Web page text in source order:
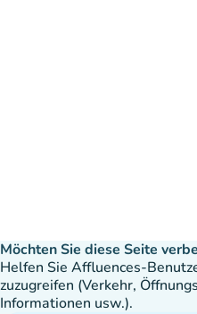
Möchten Sie diese Seite
Helfen Sie Affluences-
zuzugreifen (Verkehr,
Informationen usw.).